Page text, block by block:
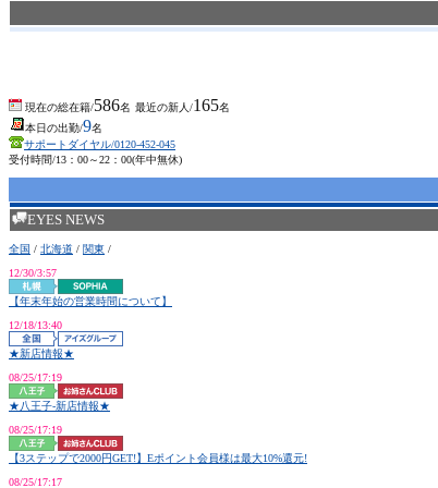
現在の総在籍/586名 最近の新人/165名
本日の出勤/9名
サポートダイヤル/0120-452-045
受付時間/13：00～22：00(年中無休)
EYES NEWS
全国 / 北海道 / 関東 /
12/30/3:57
【年末年始の営業時間について】
12/18/13:40
★新店情報★
08/25/17:19
★八王子-新店情報★
08/25/17:19
【3ステップで2000円GET!】Eポイント会員様は最大10%還元!
08/25/17:17